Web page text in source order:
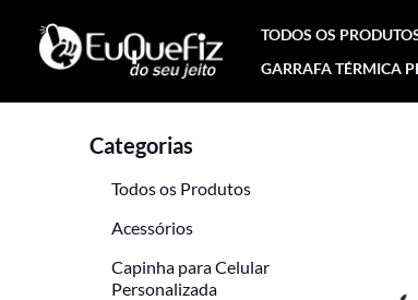
conteúdo
TODOS OS
GARRAFA TÉRMICA
Categorias
Todos os Produtos
Acessórios
Capinha para Celular
Personalizada